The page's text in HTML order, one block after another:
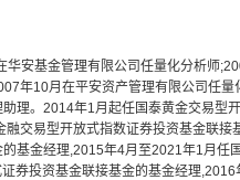
安基金管理有限公司任量化分析师
年10月在平安资产管理有限公司任量
理。2014年1月起任国泰黄金交易型
交易型开放式指数证券投资基金联接
基金经理,2015年4月至2021年1月任
券投资基金联接基金的基金经理